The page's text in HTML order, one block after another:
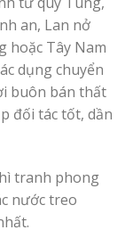
an, Lan nở
hoặc Tây Nam
dụng chuyển
buôn bán thất
đối tác tốt, dần
tranh phong
nước treo